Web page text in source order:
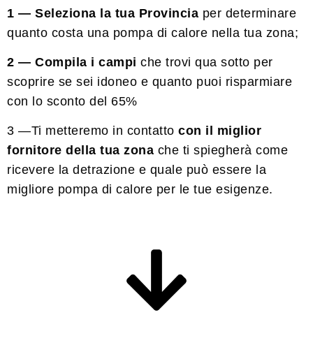
1 — Seleziona la tua Provincia per determinare
quanto costa una pompa di calore nella tua zona;
2 — Compila i campi che trovi qua sotto per
scoprire se sei idoneo e quanto puoi risparmiare
con lo sconto del 65%
3 —Ti metteremo in contatto con il miglior
fornitore della tua zona che ti spiegherà come
ricevere la detrazione e quale può essere la
migliore pompa di calore per le tue esigenze.